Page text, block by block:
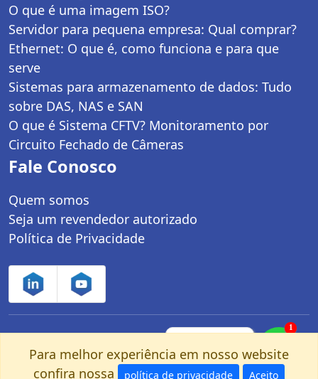
O que é uma imagem ISO?
Servidor para pequena empresa: Qual comprar?
Ethernet: O que é, como funciona e para que
serve
Sistemas para armazenamento de dados: Tudo
sobre DAS, NAS e SAN
O que é Sistema CFTV? Monitoramento por
Circuito Fechado de Câmeras
Fale Conosco
Quem somos
Seja um revendedor autorizado
Política de Privacidade
Controle Net Tecnologia LTDA | CNPJ:
03.247.280/0001-25 | Av. dos Carinás, 660 -
Para melhor experiência em nosso website
confira nossa
política de privacidade Aceito
1
nosso Whatsapp!